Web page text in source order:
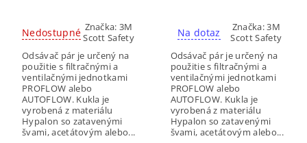
Nedostupné Značka:3M
Scott Safety
Odsávač pár je určený na
použitie s filtračnými a
ventilačnými jednotkami
PROFLOW alebo
AUTOFLOW. Kukla je
vyrobená z materiálu
Hypalon so zatavenými
švami, acetátovým alebo...
Na dotaz Značka:3M
Scott Safety
Odsávač pár je určený na
použitie s filtračnými a
ventilačnými jednotkami
PROFLOW alebo
AUTOFLOW. Kukla je
vyrobená z materiálu
Hypalon so zatavenými
švami, acetátovým alebo...